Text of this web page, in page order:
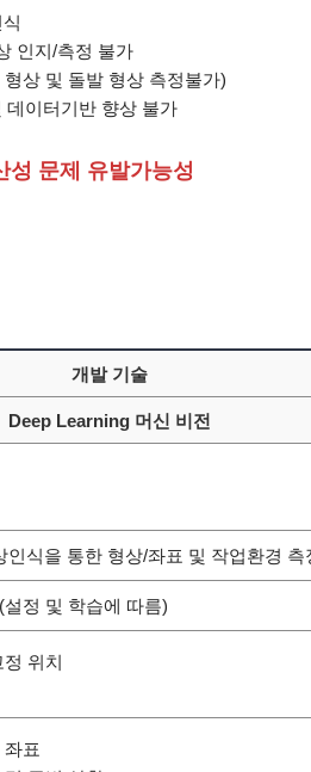
인지/측정 불가
상 및 돌발 형상 측정불가)
데이터기반 향상 불가
성 문제 유발가능성
개발 기술
Deep Learning 머신 비전
인식을 통한 형상/좌표 및 작업환경 측
정 및 학습에 따름)
위치
표